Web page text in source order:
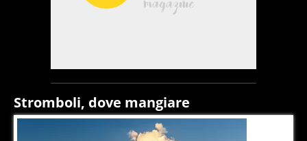
Stromboli, dove mangiare